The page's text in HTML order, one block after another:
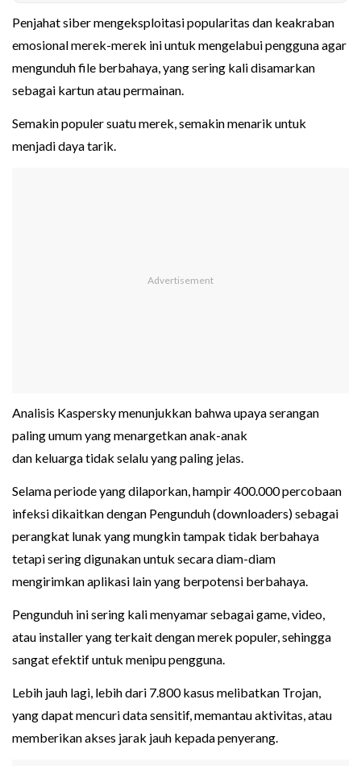
Penjahat siber mengeksploitasi popularitas dan keakraban
emosional merek-merek ini untuk mengelabui pengguna agar
mengunduh file berbahaya, yang sering kali disamarkan
sebagai kartun atau permainan.
Semakin populer suatu merek, semakin menarik untuk
menjadi daya tarik.
Analisis Kaspersky menunjukkan bahwa upaya serangan
paling umum yang menargetkan anak-anak
dan keluarga tidak selalu yang paling jelas.
Selama periode yang dilaporkan, hampir 400.000 percobaan
infeksi dikaitkan dengan Pengunduh (downloaders) sebagai
perangkat lunak yang mungkin tampak tidak berbahaya
tetapi sering digunakan untuk secara diam-diam
mengirimkan aplikasi lain yang berpotensi berbahaya.
Pengunduh ini sering kali menyamar sebagai game, video,
atau installer yang terkait dengan merek populer, sehingga
sangat efektif untuk menipu pengguna.
Lebih jauh lagi, lebih dari 7.800 kasus melibatkan Trojan,
yang dapat mencuri data sensitif, memantau aktivitas, atau
memberikan akses jarak jauh kepada penyerang.